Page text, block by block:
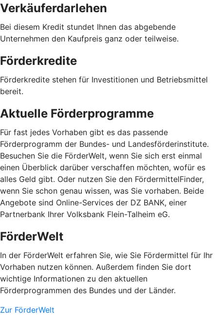
Verkäuferdarlehen
Bei diesem Kredit stundet Ihnen das abgebende
Unternehmen den Kaufpreis ganz oder teilweise.
Förderkredite
Förderkredite stehen für Investitionen und Betriebsmittel
bereit.
Aktuelle Förderprogramme
Für fast jedes Vorhaben gibt es das passende
Förderprogramm der Bundes- und Landesförderinstitute.
Besuchen Sie die FörderWelt, wenn Sie sich erst einmal
einen Überblick darüber verschaffen möchten, wofür es
alles Geld gibt. Oder nutzen Sie den FördermittelFinder,
wenn Sie schon genau wissen, was Sie vorhaben. Beide
Angebote sind Online-Services der DZ BANK, einer
Partnerbank Ihrer Volksbank Flein-Talheim eG.
FörderWelt
In der FörderWelt erfahren Sie, wie Sie Fördermittel für Ihr
Vorhaben nutzen können. Außerdem finden Sie dort
wichtige Informationen zu den aktuellen
Förderprogrammen des Bundes und der Länder.
Zur FörderWelt